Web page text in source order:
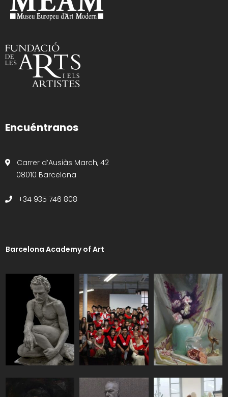
Encuéntranos
Carrer d’Ausiàs March, 42
08010 Barcelona
+34 935 746 808
Barcelona Academy of Art